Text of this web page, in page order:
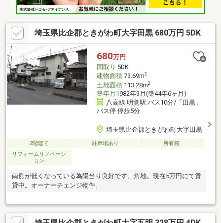
埼玉県比企郡ときがわ町大字田黒 680万円 5DK
680万円
間取り 5DK
建物面積73.69m2
土地面積113.28m2
築年月 1982年3月(築44年6ヶ月)
八高線 明覚駅 バス10分/「田黒」
バス停 停歩5分
埼玉県比企郡ときがわ町大字田黒
2階建て 駐車場あり
所有権
リフォームリノベーシ
ョン
南側が低くなっている為陽当り良好です。角地。現在5万円にて賃
貸中。オーナーチェンジ物件。